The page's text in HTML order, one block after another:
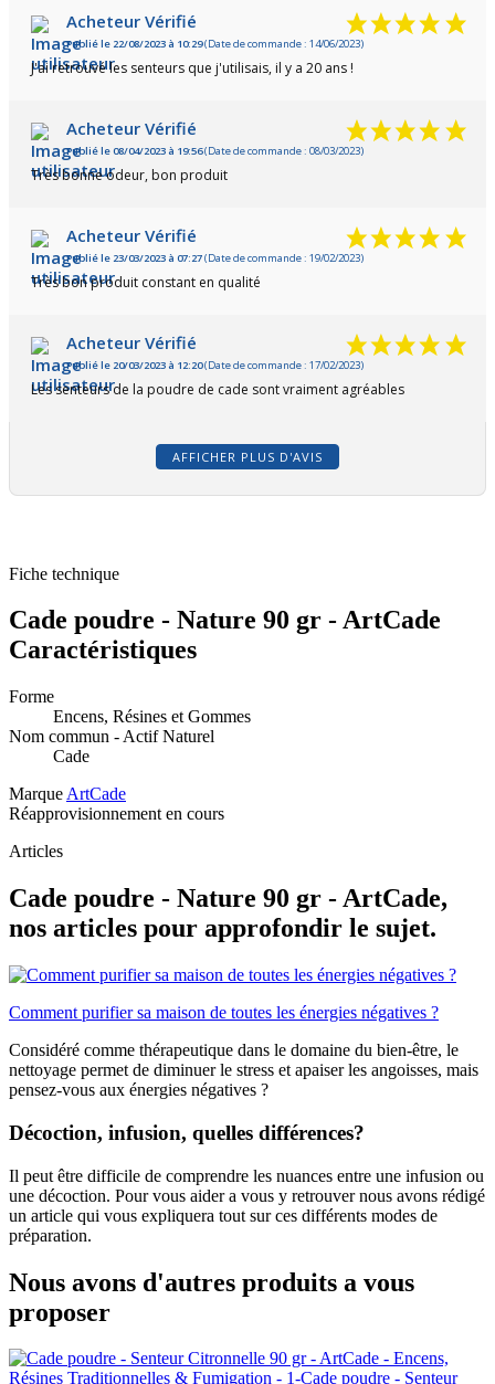
Acheteur Vérifié
Publié le 22/08/2023 à 10:29(Date de commande : 14/06/2023)
J'ai retrouvé les senteurs que j'utilisais, il y a 20 ans !
Acheteur Vérifié
Publié le 08/04/2023 à 19:56(Date de commande : 08/03/2023)
Très bonne odeur, bon produit
Acheteur Vérifié
Publié le 23/03/2023 à 07:27(Date de commande : 19/02/2023)
Très bon produit constant en qualité
Acheteur Vérifié
Publié le 20/03/2023 à 12:20(Date de commande : 17/02/2023)
Les senteurs de la poudre de cade sont vraiment agréables
AFFICHER PLUS D'AVIS
Fiche technique
Cade poudre - Nature 90 gr - ArtCade
Caractéristiques
Forme
Encens, Résines et Gommes
Nom commun - Actif Naturel
Cade
Marque ArtCade
Réapprovisionnement en cours
Articles
Cade poudre - Nature 90 gr - ArtCade,
nos articles pour approfondir le sujet.
Comment purifier sa maison de toutes les énergies négatives ?
Considéré comme thérapeutique dans le domaine du bien-être, le
nettoyage permet de diminuer le stress et apaiser les angoisses, mais
pensez-vous aux énergies négatives ?
Décoction, infusion, quelles différences?
Il peut être difficile de comprendre les nuances entre une infusion ou
une décoction. Pour vous aider a vous y retrouver nous avons rédigé
un article qui vous expliquera tout sur ces différents modes de
préparation.
Nous avons d'autres produits a vous
proposer